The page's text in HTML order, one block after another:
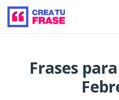
Frases